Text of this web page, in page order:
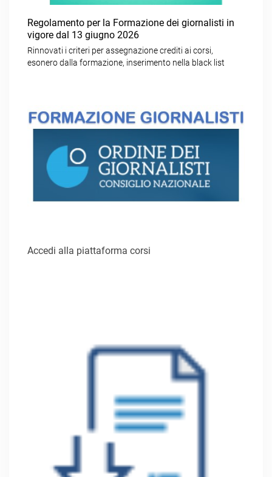
Regolamento per la Formazione dei giornalisti in
vigore dal 13 giugno 2026
Rinnovati i criteri per assegnazione crediti ai corsi,
esonero dalla formazione, inserimento nella black list
Accedi alla piattaforma corsi